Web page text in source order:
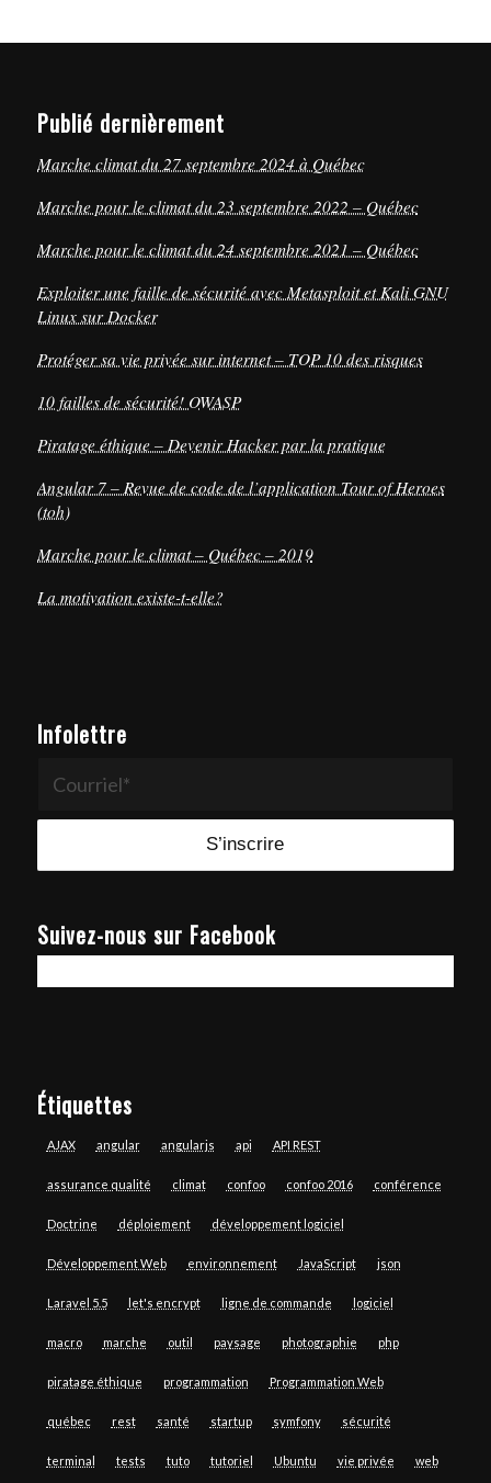
Publié dernièrement
Marche climat du 27 septembre 2024 à Québec
Marche pour le climat du 23 septembre 2022 – Québec
Marche pour le climat du 24 septembre 2021 – Québec
Exploiter une faille de sécurité avec Metasploit et Kali GNU
Linux sur Docker
Protéger sa vie privée sur internet – TOP 10 des risques
10 failles de sécurité! OWASP
Piratage éthique – Devenir Hacker par la pratique
Angular 7 – Revue de code de l’application Tour of Heroes
(toh)
Marche pour le climat – Québec – 2019
La motivation existe-t-elle?
Infolettre
Suivez-nous sur Facebook
Étiquettes
AJAX angular angularjs api API REST
assurance qualité climat confoo confoo 2016 conférence
Doctrine déploiement développement logiciel
Développement Web environnement JavaScript json
Laravel 5.5 let's encrypt ligne de commande logiciel
macro marche outil paysage photographie php
piratage éthique programmation Programmation Web
québec rest santé startup symfony sécurité
terminal tests tuto tutoriel Ubuntu vie privée web